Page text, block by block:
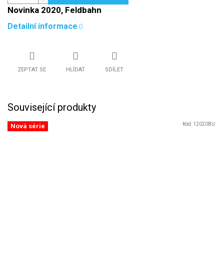
Novinka 2020, Feldbahn
Detailní informace
ZEPTAT SE HLÍDAT SDÍLET
Související produkty
Nová série Kód: 12020BU